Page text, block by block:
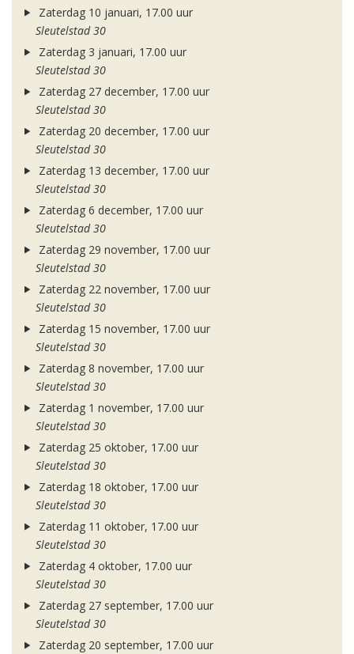
Zaterdag 10 januari, 17.00 uur
Sleutelstad 30
Zaterdag 3 januari, 17.00 uur
Sleutelstad 30
Zaterdag 27 december, 17.00 uur
Sleutelstad 30
Zaterdag 20 december, 17.00 uur
Sleutelstad 30
Zaterdag 13 december, 17.00 uur
Sleutelstad 30
Zaterdag 6 december, 17.00 uur
Sleutelstad 30
Zaterdag 29 november, 17.00 uur
Sleutelstad 30
Zaterdag 22 november, 17.00 uur
Sleutelstad 30
Zaterdag 15 november, 17.00 uur
Sleutelstad 30
Zaterdag 8 november, 17.00 uur
Sleutelstad 30
Zaterdag 1 november, 17.00 uur
Sleutelstad 30
Zaterdag 25 oktober, 17.00 uur
Sleutelstad 30
Zaterdag 18 oktober, 17.00 uur
Sleutelstad 30
Zaterdag 11 oktober, 17.00 uur
Sleutelstad 30
Zaterdag 4 oktober, 17.00 uur
Sleutelstad 30
Zaterdag 27 september, 17.00 uur
Sleutelstad 30
Zaterdag 20 september, 17.00 uur